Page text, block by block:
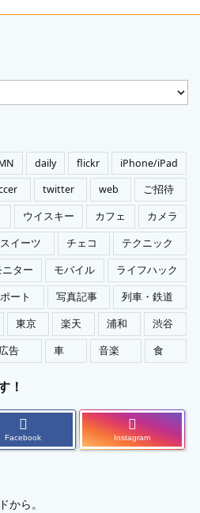
daily flickr
iPhone/iPad
twitter web
ご招待
ウイスキー カフェ
カメラ
スイーツ チェコ
テクニック
ニター モバイル
ライフハック
ート 写真記事
列車・鉄道
東京 楽天 浦和
渋谷
告 車 音楽 食
！
Facebook Instagram
から。